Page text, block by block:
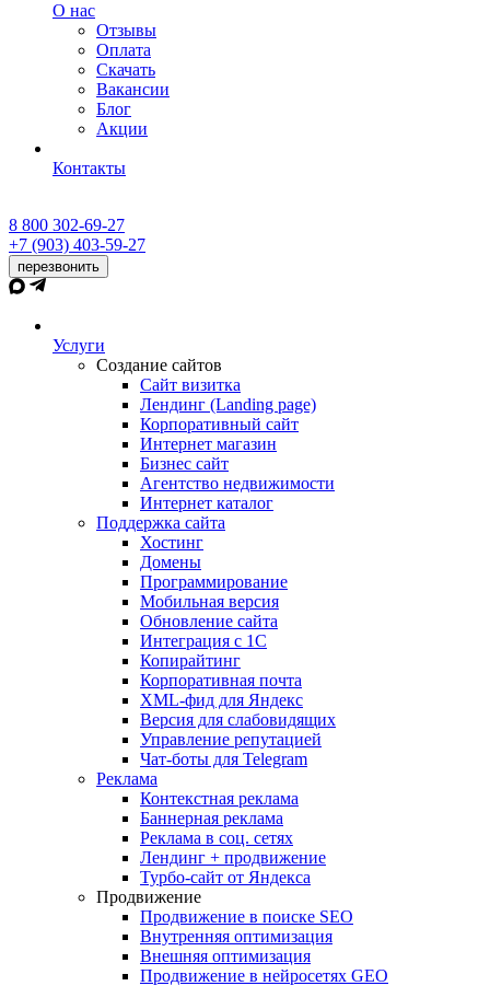
О нас
Отзывы
Оплата
Скачать
Вакансии
Блог
Акции
Контакты
8 800 302-69-27
+7 (903) 403-59-27
перезвонить
Услуги
Создание сайтов
Сайт визитка
Лендинг (Landing page)
Корпоративный сайт
Интернет магазин
Бизнес сайт
Агентство недвижимости
Интернет каталог
Поддержка сайта
Хостинг
Домены
Программирование
Мобильная версия
Обновление сайта
Интеграция с 1С
Копирайтинг
Корпоративная почта
XML-фид для Яндекс
Версия для слабовидящих
Управление репутацией
Чат-боты для Telegram
Реклама
Контекстная реклама
Баннерная реклама
Реклама в соц. сетях
Лендинг + продвижение
Турбо-сайт от Яндекса
Продвижение
Продвижение в поиске SEO
Внутренняя оптимизация
Внешняя оптимизация
Продвижение в нейросетях GEO